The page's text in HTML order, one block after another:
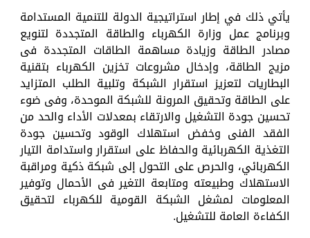
يأتي ذلك في إطار استراتيجية الدولة للتنمية المستدامة
وبرنامج عمل وزارة الكهرباء والطاقة المتجددة لتنويع
مصادر الطاقة وزيادة مساهمة الطاقات المتجددة فى
مزيج الطاقة، وإدخال مشروعات تخزين الكهرباء بتقنية
البطاريات لتعزيز استقرار الشبكة وتلبية الطلب المتزايد
على الطاقة وتحقيق المرونة للشبكة الموحدة، وفى ضوء
تحسين جودة التشغيل والارتقاء بمعدلات الأداء والحد من
الفقد الفنى وخفض استهلاك الوقود وتحسين جودة
التغذية الكهربائية والحفاظ على استقرار واستدامة التيار
الكهربائي، والحرص على التحول إلى شبكة ذكية ومراقبة
الاستهلاك وطبيعته ومتابعة التغير فى الأحمال وتوفير
المعلومات لمشغل الشبكة القومية للكهرباء لتحقيق
الكفاءة العامة للتشغيل.